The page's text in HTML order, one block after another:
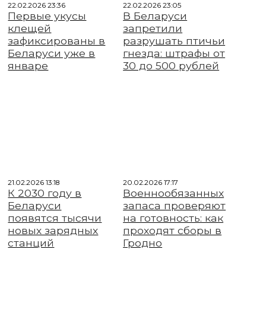
22.02.2026 23:36
Первые укусы
клещей
зафиксированы в
Беларуси уже в
январе
22.02.2026 23:05
В Беларуси
запретили
разрушать птичьи
гнезда: штрафы от
30 до 500 рублей
21.02.2026 13:18
К 2030 году в
Беларуси
появятся тысячи
новых зарядных
станций
20.02.2026 17:17
Военнообязанных
запаса проверяют
на готовность: как
проходят сборы в
Гродно